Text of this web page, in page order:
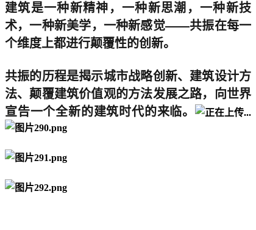
建筑是一种新精神，一种新思潮，一种新技
术，一种新美学，一种新感觉——共振在每一
个维度上都进行颠覆性的创新。
共振的历程是揭示城市战略创新、建筑设计方
法、颠覆建筑价值观的方法发展之路，向世界
宣告一个全新的建筑时代的来临。